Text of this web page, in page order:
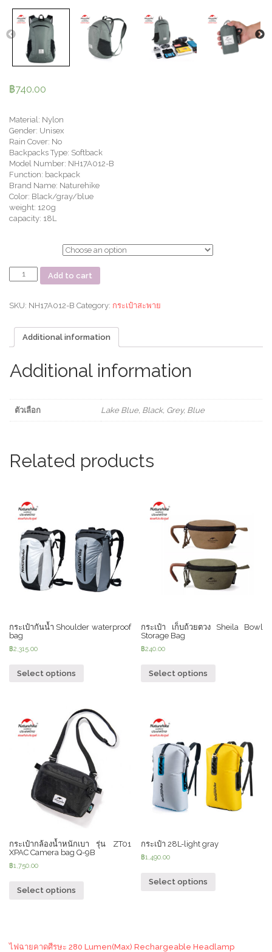
฿740.00
Material: Nylon
Gender: Unisex
Rain Cover: No
Backpacks Type: Softback
Model Number: NH17A012-B
Function: backpack
Brand Name: Naturehike
Color: Black/gray/blue
weight: 120g
capacity: 18L
กระเป๋า
Day
18L
เก็บ
ได้
Folding
Add to cart
SKU: NH17A012-B Category: กระเป๋าสะพาย
Additional information
Additional information
ตัวเลือก Lake Blue, Black, Grey, Blue
Related products
กระเป๋ากันน้ำ Shoulder waterproof
bag
฿2,315.00
Select options
กระเป๋า เก็บถ้วยตวง Sheila Bowl
Storage Bag
฿240.00
Select options
กระเป๋ากล้องน้ำหนักเบา รุ่น ZT01
XPAC Camera bag Q-9B
฿1,750.00
Select options
กระเป๋า 28L-light gray
฿1,490.00
Select options
ไฟฉายคาดศีรษะ 280 Lumen(Max) Rechargeable Headlamp